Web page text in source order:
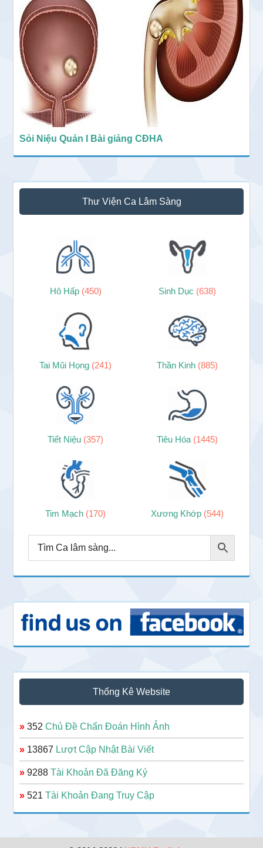
Sỏi Niệu Quản I Bài giảng CĐHA
Thư Viện Ca Lâm Sàng
Hô Hấp (450) Sinh Dục (638)
Tai Mũi Họng (241) Thần Kinh (885)
Tiết Niệu (357) Tiêu Hóa (1445)
Tim Mạch (170) Xương Khớp (544)
Thống Kê Website
» 352Chủ Đề Chẩn Đoán Hình Ảnh
» 13867 Lượt Cập Nhật Bài Viết
» 9288Tài Khoản Đã Đăng Ký
» 521Tài Khoản Đang Truy Cập